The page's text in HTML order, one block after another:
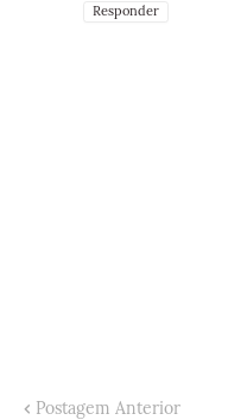
Responder
Postagem Anterior